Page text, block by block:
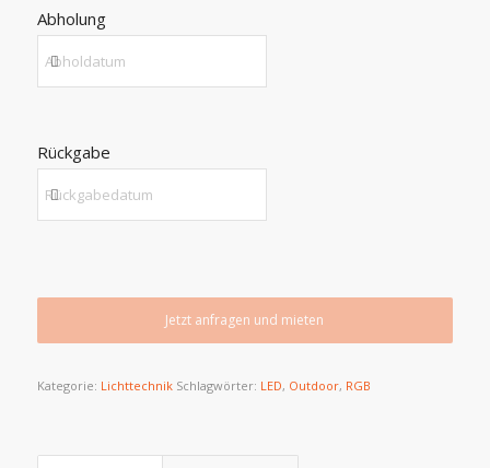
Abholung
Rückgabe
Jetzt anfragen und mieten
Kategorie: Lichttechnik Schlagwörter: LED, Outdoor, RGB